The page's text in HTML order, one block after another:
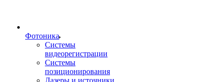
Фотоника
Cистемы
видеорегистрации
Системы
позиционирования
Лазеры и источники